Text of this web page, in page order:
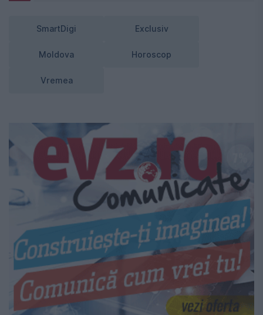
SmartDigi Exclusiv
Moldova Horoscop
Vremea